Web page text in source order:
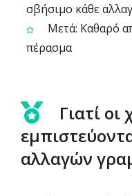
σβήσιμο κάθε
Μετά: Καθαρό
πέρασμα
Γιατί οι
αλλαγών